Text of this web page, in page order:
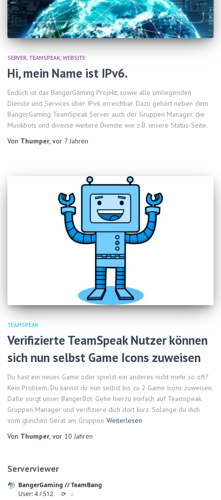
SERVER TEAMSPEAK WEBSITE
Hi, mein Name ist IPv6.
Endlich ist das BangerGaming Projekt, sowie alle umliegenden
Dienste und Services über IPv6 erreichbar. Dazu gehört neben dem
BangerGaming TeamSpeak Server auch der Gruppen Manager, die
Musikbots und diverse weitere Dienste wie z.B. unsere Status-Seite.
Von Thumper, vor 7 Jahren
TEAMSPEAK
Verifizierte TeamSpeak Nutzer können
sich nun selbst Game Icons zuweisen
Du hast ein neues Game oder spielst ein anderes nicht mehr so oft?
Kein Problem. Du kannst dir nun selbst bis zu 2 Game Icons zuweisen.
Dafür sorgt unser BangerBot. Gehe hierzu einfach auf Teamspeak
Gruppen Manager und verifiziere dich dort kurz. Solange du dich
vom gleichen Gerät am Gruppen Weiterlesen
Von Thumper, vor 10 Jahren
Serverviewer
BangerGaming // TeamBang
User: 4 / 512
⟳ ◌